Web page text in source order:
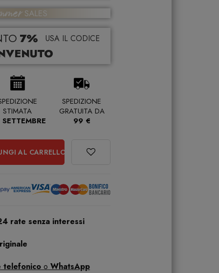
7% USA IL CODICE
STIMATA
SPEDIZIONE
GRATUITA DA
99 €
AL CARRELLO
rate senza interessi
telefonico o WhatsApp